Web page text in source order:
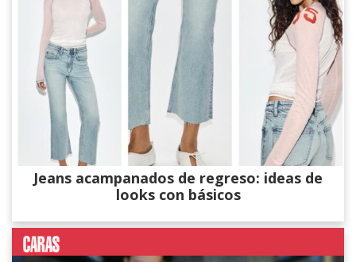
Jeans acampanados de regreso: ideas de
looks con básicos